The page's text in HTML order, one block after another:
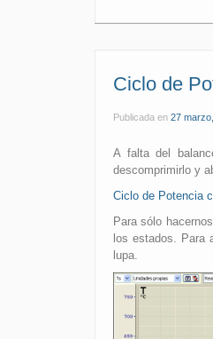
Ciclo de
Publicada en 27
A falta del
descomprimirlo y
Ciclo de Potencia
Para sólo
los estados. Para
lupa.